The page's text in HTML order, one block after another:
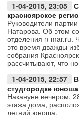
1-04-2015, 23:05
красноярское
Руководители
Натарова. Об этом
отделения n-mar.ru.
это время дважды
собрания
рассчитывают, что
1-04-2015, 22:57
студгородке
Накануне вечером,
этажа дома,
летний юноша.